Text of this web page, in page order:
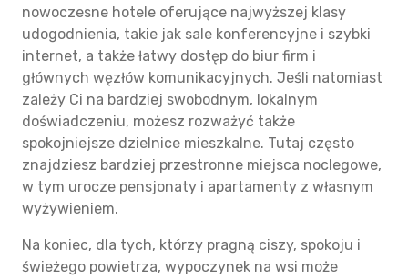
nowoczesne hotele oferujące najwyższej klasy
udogodnienia, takie jak sale konferencyjne i szybki
internet, a także łatwy dostęp do biur firm i
głównych węzłów komunikacyjnych. Jeśli natomiast
zależy Ci na bardziej swobodnym, lokalnym
doświadczeniu, możesz rozważyć także
spokojniejsze dzielnice mieszkalne. Tutaj często
znajdziesz bardziej przestronne miejsca noclegowe,
w tym urocze pensjonaty i apartamenty z własnym
wyżywieniem.
Na koniec, dla tych, którzy pragną ciszy, spokoju i
świeżego powietrza, wypoczynek na wsi może